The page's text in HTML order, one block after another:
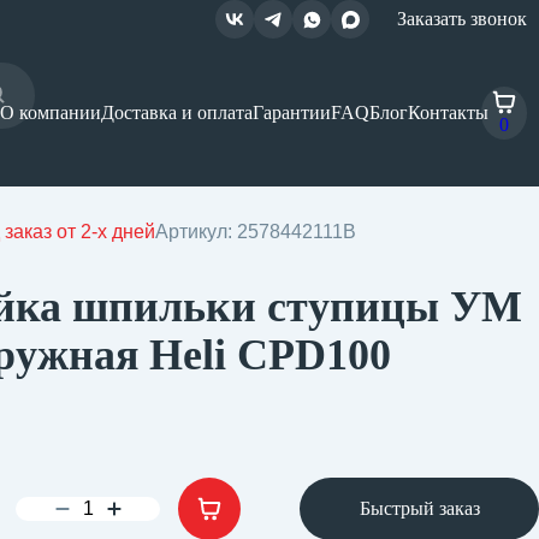
Заказать звонок
О компанииДоставка и оплатаГарантииFAQБлогКонтакты
0
от 2-х днейАртикул: 2578442111B
шпильки ступицы УМ
Heli CPD100
Быстрый заказ